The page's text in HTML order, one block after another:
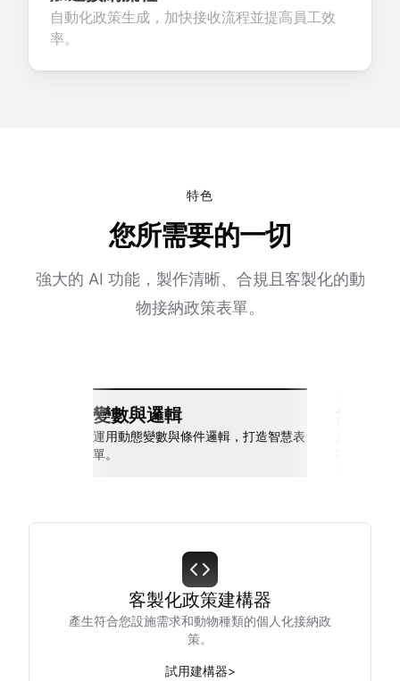
自動化政策生成，加快接收流程並提高員工效
率。
特色
您所需要的一切
強大的 AI 功能，製作清晰、合規且客製化的動
物接納政策表單。
變數與邏輯
運用動態變數與條件邏輯，打造智慧表
單。
客製化政策建構器
產生符合您設施需求和動物種類的個人化接納政
策。
試用建構器>